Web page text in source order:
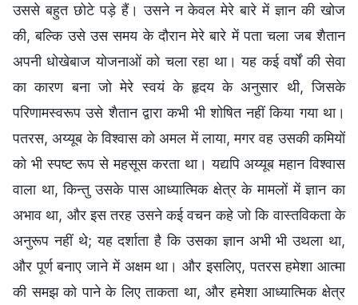
उससे बहुत छोटे पड़े हैं। उसने न केवल मेरे बारे में ज्ञान की खोज
की, बल्कि उसे उस समय के दौरान मेरे बारे में पता चला जब शैतान
अपनी धोखेबाज योजनाओं को चला रहा था। यह कई वर्षों की सेवा
का कारण बना जो मेरे स्वयं के हृदय के अनुसार थी, जिसके
परिणामस्वरूप उसे शैतान द्वारा कभी भी शोषित नहीं किया गया था।
पतरस, अय्यूब के विश्वास को अमल में लाया, मगर वह उसकी कमियों
को भी स्पष्ट रूप से महसूस करता था। यद्यपि अय्यूब महान विश्वास
वाला था, किन्तु उसके पास आध्यात्मिक क्षेत्र के मामलों में ज्ञान का
अभाव था, और इस तरह उसने कई वचन कहे जो कि वास्तविकता के
अनुरूप नहीं थे; यह दर्शाता है कि उसका ज्ञान अभी भी उथला था,
और पूर्ण बनाए जाने में अक्षम था। और इसलिए, पतरस हमेशा आत्मा
की समझ को पाने के लिए ताकता था, और हमेशा आध्यात्मिक क्षेत्र